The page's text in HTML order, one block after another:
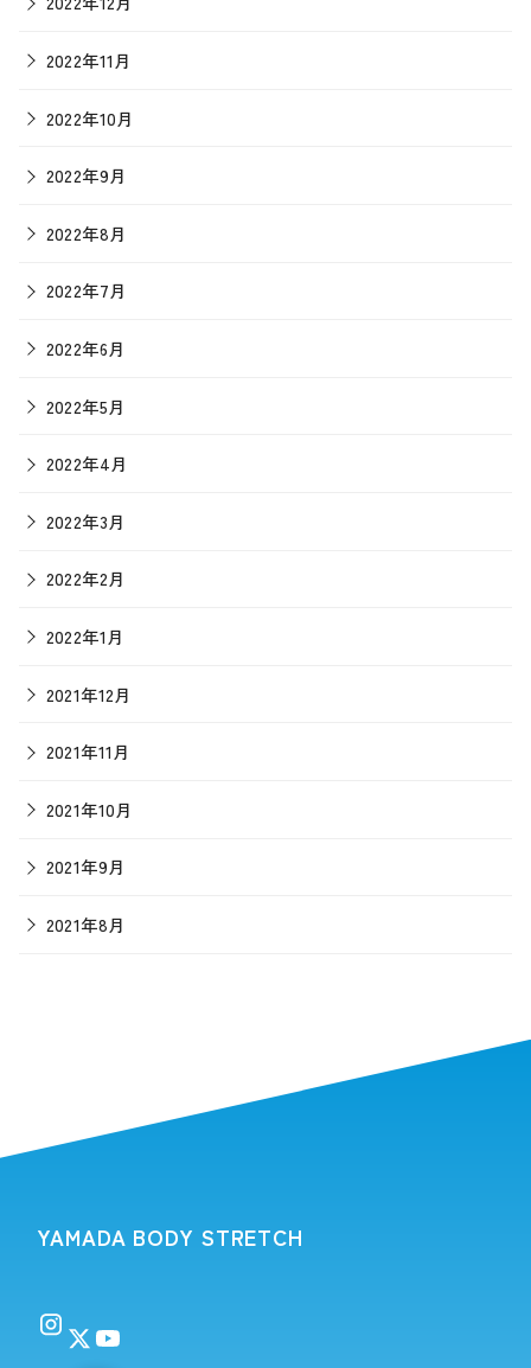
2022年11月
2022年10月
2022年9月
2022年8月
2022年7月
2022年6月
2022年5月
2022年4月
2022年3月
2022年2月
2022年1月
2021年12月
2021年11月
2021年10月
2021年9月
2021年8月
YAMADA BODY STRETCH